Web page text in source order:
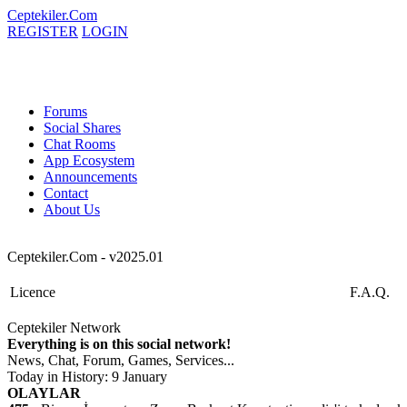
Ceptekiler.Com
REGISTER LOGIN
Forums
Social Shares
Chat Rooms
App Ecosystem
Announcements
Contact
About Us
Ceptekiler.Com - v2025.01
Licence F.A.Q.
Ceptekiler Network
Everything is on this social network!
News, Chat, Forum, Games, Services...
Today in History: 9 January
OLAYLAR